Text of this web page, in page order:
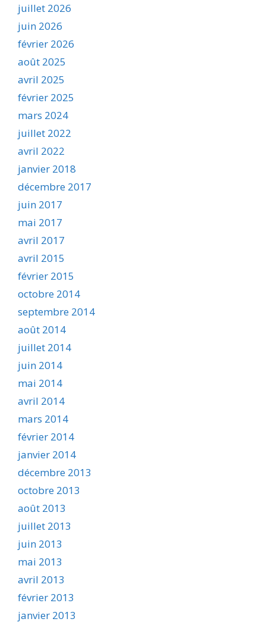
juillet 2026
juin 2026
février 2026
août 2025
avril 2025
février 2025
mars 2024
juillet 2022
avril 2022
janvier 2018
décembre 2017
juin 2017
mai 2017
avril 2017
avril 2015
février 2015
octobre 2014
septembre 2014
août 2014
juillet 2014
juin 2014
mai 2014
avril 2014
mars 2014
février 2014
janvier 2014
décembre 2013
octobre 2013
août 2013
juillet 2013
juin 2013
mai 2013
avril 2013
février 2013
janvier 2013